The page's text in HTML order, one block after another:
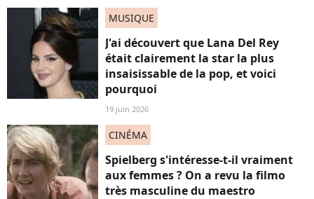
MUSIQUE
J'ai découvert que Lana Del Rey
était clairement la star la plus
insaisissable de la pop, et voici
pourquoi
19 juin 2026
CINÉMA
Spielberg s'intéresse-t-il vraiment
aux femmes ? On a revu la filmo
très masculine du maestro